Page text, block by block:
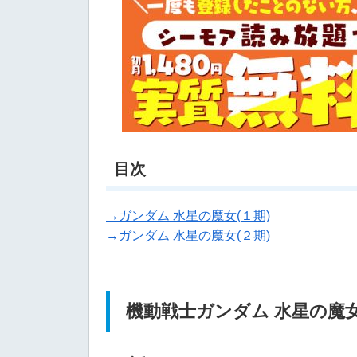
目次
→ガンダム 水星の魔女(１期)
→ガンダム 水星の魔女(２期)
機動戦士ガンダム 水星の魔